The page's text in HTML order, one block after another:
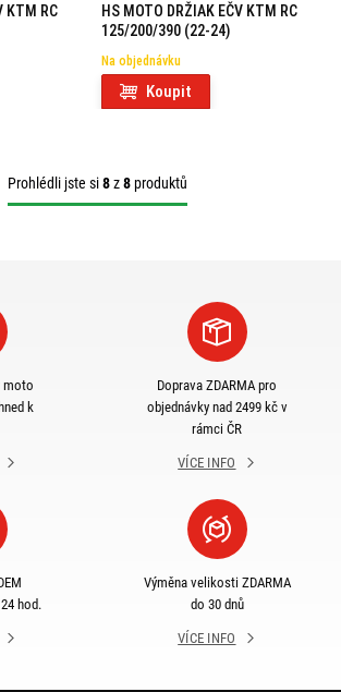
KTM RC
HS MOTO DRŽIAK EČV KTM RC
125/200/390 (22-24)
Na objednávku
Koupit
Prohlédli jste si8z8produktů
moto
k
Doprava ZDARMA pro
objednávky nad 2499 kč v
rámci ČR
VÍCE INFO
hod.
Výměna velikosti ZDARMA
do 30 dnů
VÍCE INFO